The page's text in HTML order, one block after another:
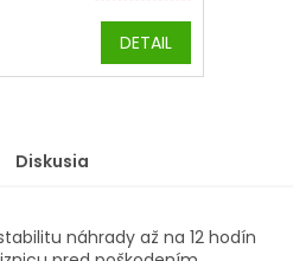
DETAIL
Diskusia
náhrady až na 12 hodín